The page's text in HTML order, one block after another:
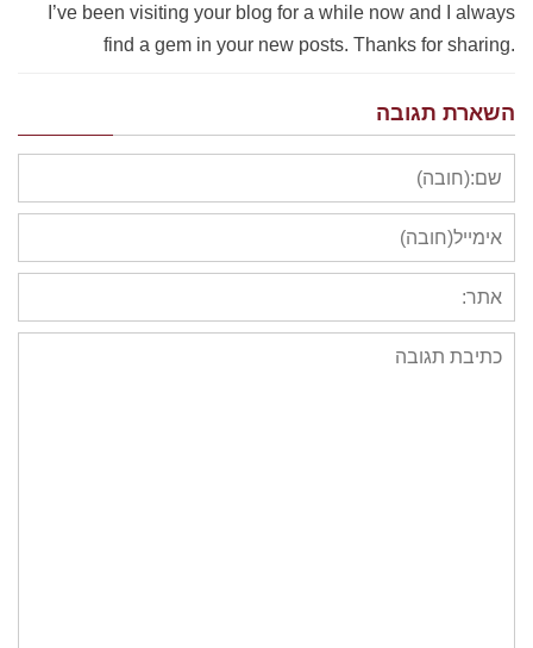
I’ve been visiting your blog for a while now and I always
find a gem in your new posts. Thanks for sharing.
השארת תגובה